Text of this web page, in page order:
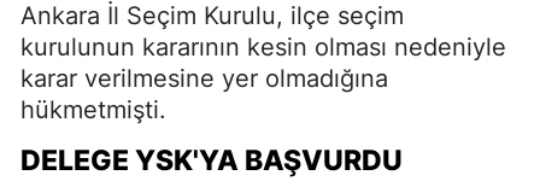
Ankara İl Seçim Kurulu, ilçe seçim
kurulunun kararının kesin olması nedeniyle
karar verilmesine yer olmadığına
hükmetmişti.
DELEGE YSK'YA BAŞVURDU